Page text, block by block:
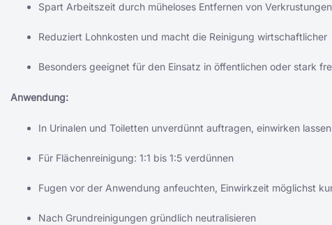
Spart Arbeitszeit durch müheloses Entfernen von Verkrustungen
Reduziert Lohnkosten und macht die Reinigung wirtschaftlicher
Besonders geeignet für den Einsatz in öffentlichen oder stark
Anwendung:
In Urinalen und Toiletten unverdünnt auftragen, einwirken
Für Flächenreinigung: 1:1 bis 1:5 verdünnen
Fugen vor der Anwendung anfeuchten, Einwirkzeit möglichst
Nach Grundreinigungen gründlich neutralisieren